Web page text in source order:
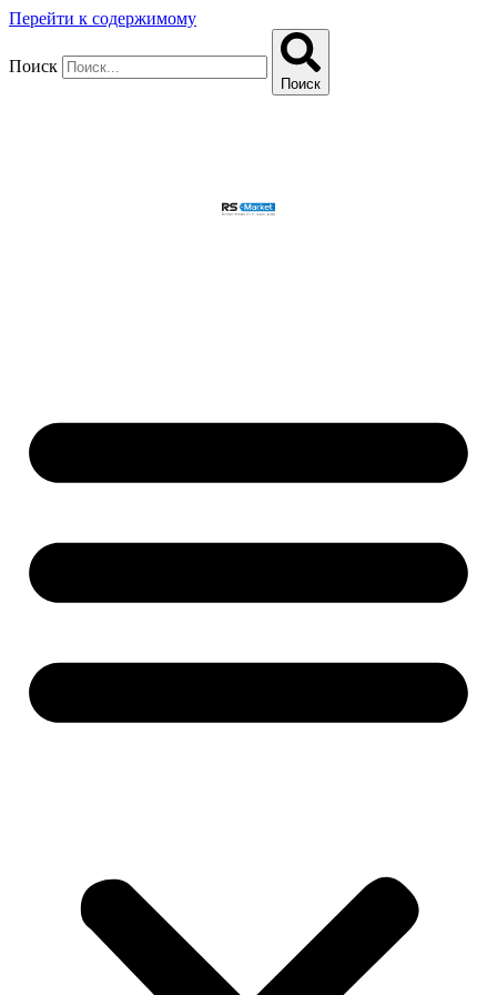
Перейти к содержимому
Поиск
Поиск